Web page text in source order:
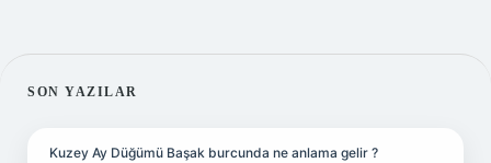
SIDEBAR
SON YAZILAR
Kuzey Ay Düğümü Başak burcunda ne anlama gelir ?